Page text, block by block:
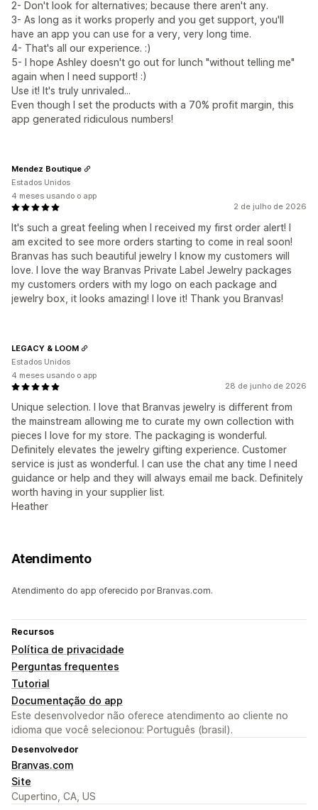
2- Don't look for alternatives; because there aren't any.
3- As long as it works properly and you get support, you'll
have an app you can use for a very, very long time.
4- That's all our experience. :)
5- I hope Ashley doesn't go out for lunch "without telling me"
again when I need support! :)
Use it! It's truly unrivaled...
Even though I set the products with a 70% profit margin, this
app generated ridiculous numbers!
2 de julho de 2026
It's such a great feeling when I received my first order alert! I
am excited to see more orders starting to come in real soon!
Branvas has such beautiful jewelry I know my customers will
love. I love the way Branvas Private Label Jewelry packages
my customers orders with my logo on each package and
jewelry box, it looks amazing! I love it! Thank you Branvas!
Mendez Boutique
Estados Unidos
4 meses usando o app
28 de junho de 2026
Unique selection. I love that Branvas jewelry is different from
the mainstream allowing me to curate my own collection with
pieces I love for my store. The packaging is wonderful.
Definitely elevates the jewelry gifting experience. Customer
service is just as wonderful. I can use the chat any time I need
guidance or help and they will always email me back. Definitely
worth having in your supplier list.
Heather
LEGACY & LOOM
Estados Unidos
4 meses usando o app
Atendimento
Atendimento do app oferecido por Branvas.com.
Recursos
Política de privacidade
Perguntas frequentes
Tutorial
Documentação do app
Este desenvolvedor não oferece atendimento ao cliente no
idioma que você selecionou: Português (brasil).
Desenvolvedor
Branvas.com
Site
Cupertino, CA, US